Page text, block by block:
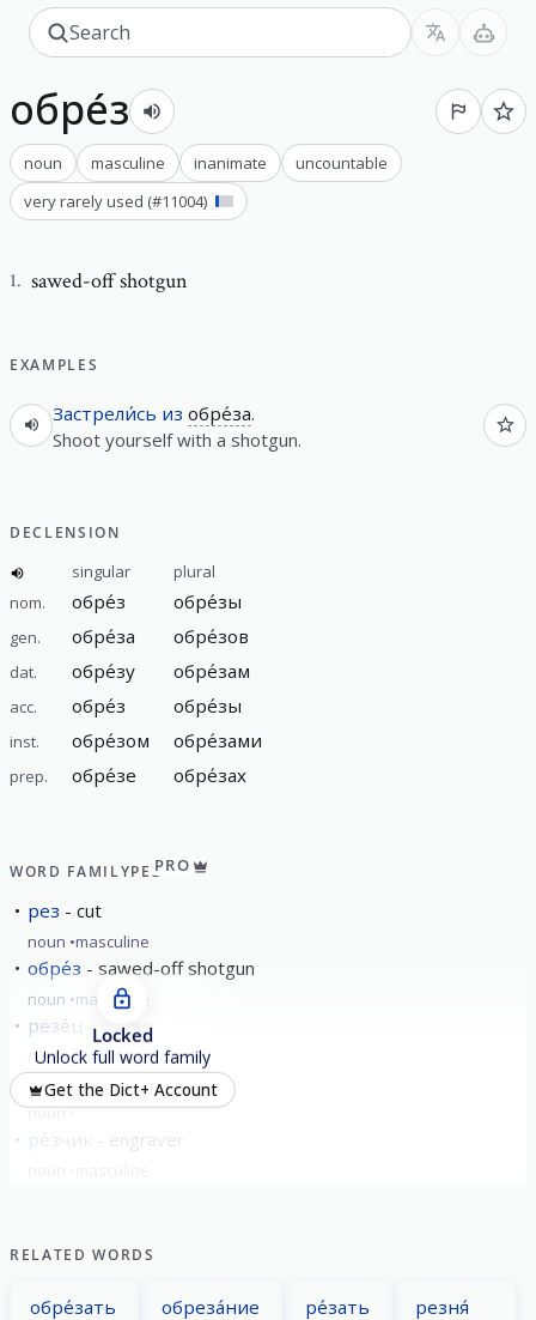
обре́з
noun masculine inanimate
uncountable
very rarely used (#11004)
1. sawed-off shotgun
EXAMPLES
Застрели́сь из обре́за.
Shoot yourself with a shotgun.
DECLENSION
singular
plural
nom.
обре́з обре́зы
gen. обре́за обре́зов
dat. обре́зу обре́зам
acc. обре́з обре́зы
inst. обре́зом обре́зами
prep. обре́зе обре́зах
WORD FAMILYРЕЗPRO
рез cut
noun masculine
обре́з sawed-off shotgun
noun masculine
резе́ц cutter
noun masculine
ре́зка cutting
noun
ре́зчик
Locked
Unlock full word family
Get the Dict+ Account
RELATED WORDS
обре́зать обреза́ние ре́зать резня́